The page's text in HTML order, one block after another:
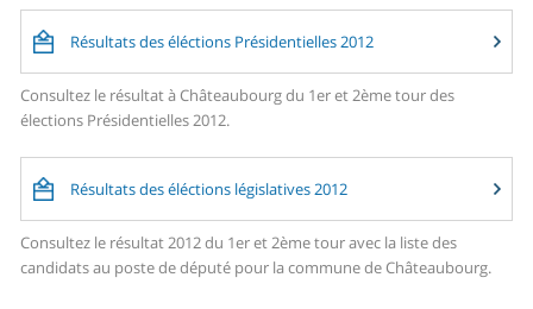
Résultats des éléctions Présidentielles 2012
Consultez le résultat à Châteaubourg du 1er et 2ème tour des
élections Présidentielles 2012.
Résultats des éléctions législatives 2012
Consultez le résultat 2012 du 1er et 2ème tour avec la liste des
candidats au poste de député pour la commune de Châteaubourg.